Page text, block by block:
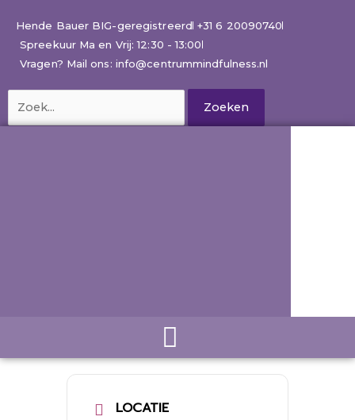
naar
inhoud
Hende Bauer BIG-geregistreerd +31 6 20090740
Spreekuur Ma en Vrij: 12:30 - 13:00
Vragen? Mail ons: info@centrummindfulness.nl
naar:
LOCATIE